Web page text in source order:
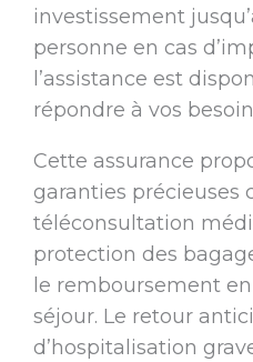
investissement
personne en cas
l’assistance est
répondre à vos
Cette assurance
garanties précieuses
téléconsultation
protection des
le remboursement
séjour. Le retour
d’hospitalisation